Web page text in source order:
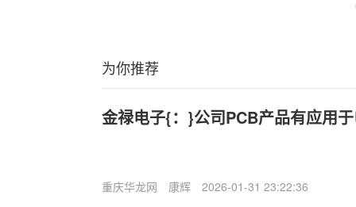
为你推荐
金禄电子{：}公司PCB产品有应用
重庆华龙网 康辉 2026-01-31 23:22:36